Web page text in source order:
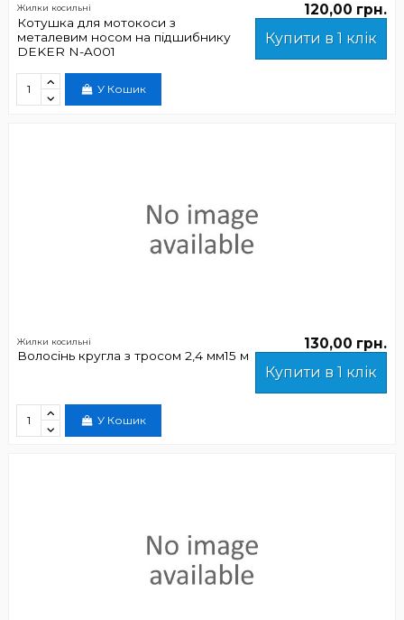
Жилки косильні
Котушка для мотокоси з
металевим носом на підшибнику
DEKER N-A001
120,00 грн.
Купити в 1 клік
У Кошик
Жилки косильні
Волосінь кругла з тросом 2,4 мм15 м
130,00 грн.
Купити в 1 клік
У Кошик